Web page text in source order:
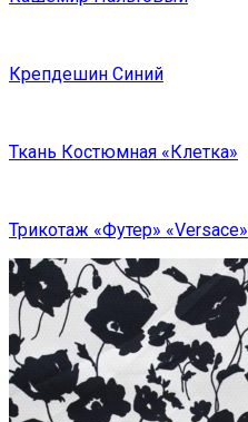
Крепдешин Синий
Ткань Костюмная «Клетка»
Трикотаж «Футер» «Versace»